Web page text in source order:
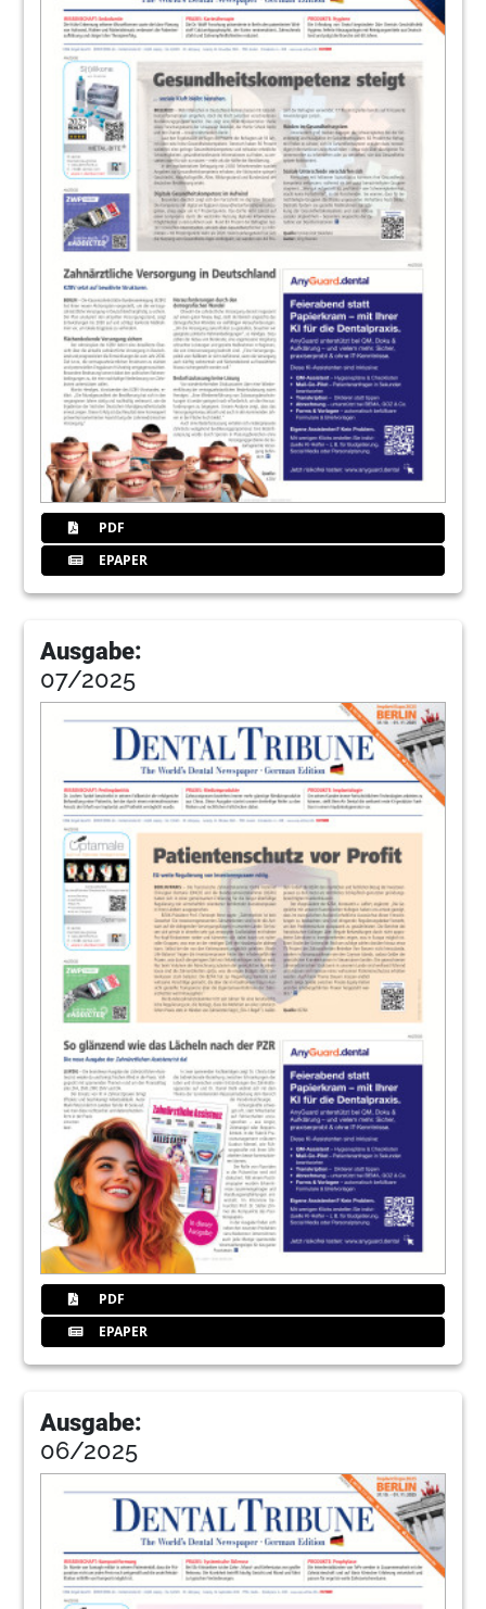
HALLENPLAN und Ausstellerliste der
implant expo, CCH-Congress Center
Hamburg, 26.–27. November 2010
Redaktion
Service
Redaktion
PDF
EPAPER
Ausgabe:
07/2025
PDF
EPAPER
Ausgabe:
06/2025